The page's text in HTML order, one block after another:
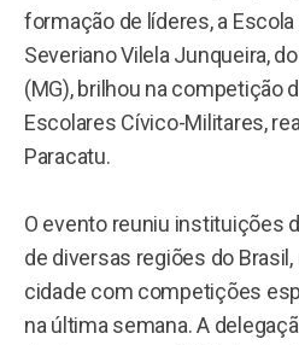
formação de líderes, a Escola
Severiano Vilela Junqueira,
(MG), brilhou na competição
Escolares Cívico-Militares,
Paracatu.
O evento reuniu instituições
de diversas regiões do
cidade com competições
na última semana. A